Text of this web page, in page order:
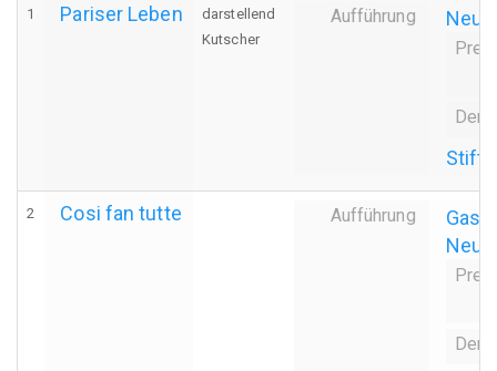
1 Pariser Leben
darstellend
Kutscher
Aufführung
Stift
2 Cosi fan tutte Aufführung